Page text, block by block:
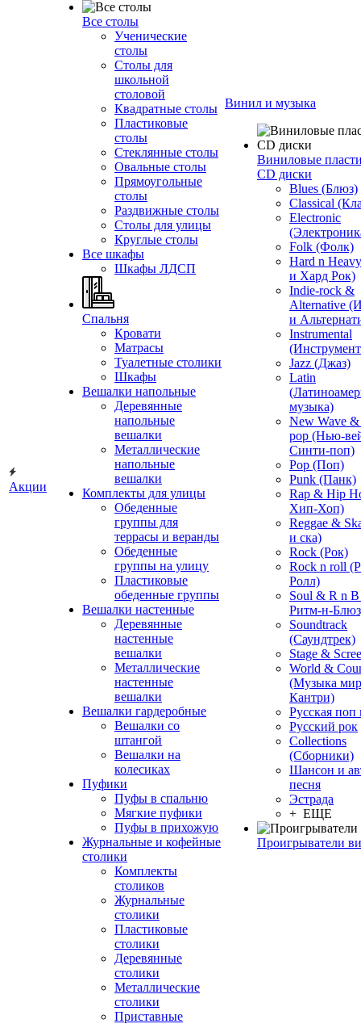
Акции
Все столы
Ученические
столы
Столы для
школьной
столовой
Квадратные столы
Пластиковые
столы
Стеклянные столы
Овальные столы
Прямоугольные
столы
Раздвижные столы
Столы для улицы
Круглые столы
Все шкафы
Шкафы ЛДСП
Спальня
Кровати
Матрасы
Туалетные столики
Шкафы
Вешалки напольные
Деревянные
напольные
вешалки
Металлические
напольные
вешалки
Комплекты для улицы
Обеденные
группы для
террасы и веранды
Обеденные
группы на улицу
Пластиковые
обеденные группы
Вешалки настенные
Деревянные
настенные
вешалки
Металлические
настенные
вешалки
Вешалки гардеробные
Вешалки со
штангой
Вешалки на
колесиках
Пуфики
Пуфы в спальню
Мягкие пуфики
Пуфы в прихожую
Журнальные и кофейные
столики
Комплекты
столиков
Журнальные
столики
Пластиковые
столики
Деревянные
столики
Металлические
столики
Приставные
Винил и музыка
Виниловые
CD диски
Blues (Блюз)
Classical
Electronic
Folk (Фолк)
Hard n
и Хард Рок)
Indie-rock &
Alternative
и
Instrumental
Jazz (Джаз)
Latin
музыка)
New Wave
pop (Нью-
Синти-поп)
Pop (Поп)
Punk (Панк)
Rap & Hip
Хип-Хоп)
Reggae &
и ска)
Rock (Рок)
Rock n roll
Ролл)
Soul & R n
Ритм-н-
Soundtrack
(Саундтрек)
Stage &
World &
(Музыка
Кантри)
Русская поп
Русский рок
Сollections
(Сборники)
Шансон и
песня
Эстрада
+ ЕЩЕ
Проигрыватели